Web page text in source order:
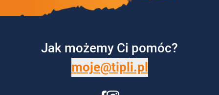
Jak możemy Ci pomóc?
moje@tipli.pl